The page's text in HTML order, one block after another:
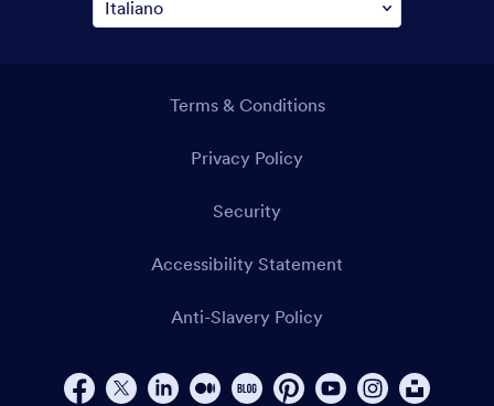
Terms & Conditions
Privacy Policy
Security
Accessibility Statement
Anti-Slavery Policy